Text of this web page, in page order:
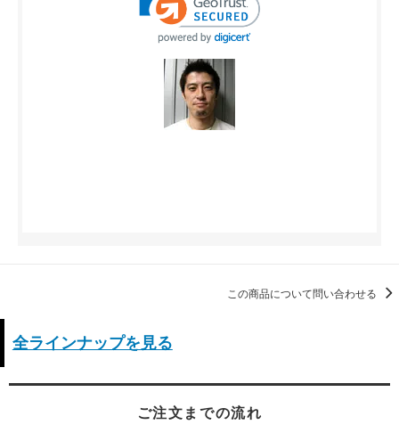
この商品について問い合わせる
全ラインナップを見る
ご注文までの流れ